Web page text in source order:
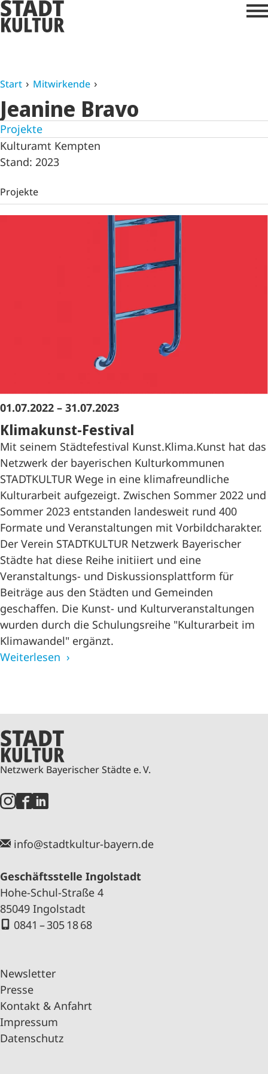
Start Mitwirkende
Jeanine Bravo
Projekte
Kulturamt Kempten
Stand: 2023
Projekte
01.07.2022 – 31.07.2023
Klimakunst-Festival
Mit seinem Städtefestival Kunst.Klima.Kunst hat das
Netzwerk der bayerischen Kulturkommunen
STADTKULTUR Wege in eine klimafreundliche
Kulturarbeit aufgezeigt. Zwischen Sommer 2022 und
Sommer 2023 entstanden landesweit rund 400
Formate und Veranstaltungen mit Vorbildcharakter.
Der Verein STADTKULTUR Netzwerk Bayerischer
Städte hat diese Reihe initiiert und eine
Veranstaltungs- und Diskussionsplattform für
Beiträge aus den Städten und Gemeinden
geschaffen. Die Kunst- und Kulturveranstaltungen
wurden durch die Schulungsreihe "Kulturarbeit im
Klimawandel" ergänzt.
Weiterlesen
Netzwerk Bayerischer Städte e. V.
info@stadtkultur-bayern.de
Geschäftsstelle Ingolstadt
Hohe-Schul-Straße 4
85049 Ingolstadt
0841 – 305 18 68
Newsletter
Presse
Kontakt & Anfahrt
Impressum
Datenschutz